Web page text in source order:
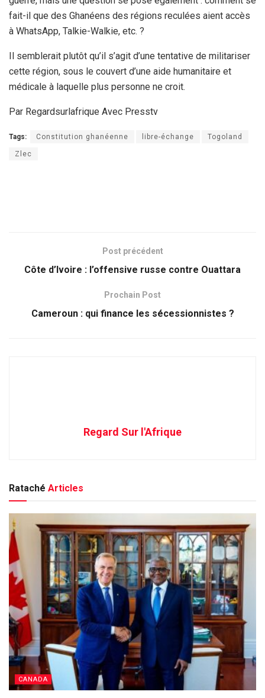
fait-il que des Ghanéens des régions reculées aient accès
à WhatsApp, Talkie-Walkie, etc. ?
Il semblerait plutôt qu’il s’agit d’une tentative de militariser
cette région, sous le couvert d’une aide humanitaire et
médicale à laquelle plus personne ne croit.
Par Regardsurlafrique Avec Presstv
Tags: Constitution ghanéenne libre-échange Togoland
Zlec
Post précédent
Côte d’Ivoire : l’offensive russe contre Ouattara
Prochain Post
Cameroun : qui finance les sécessionnistes ?
Regard Sur l'Afrique
Rataché Articles
CANADA